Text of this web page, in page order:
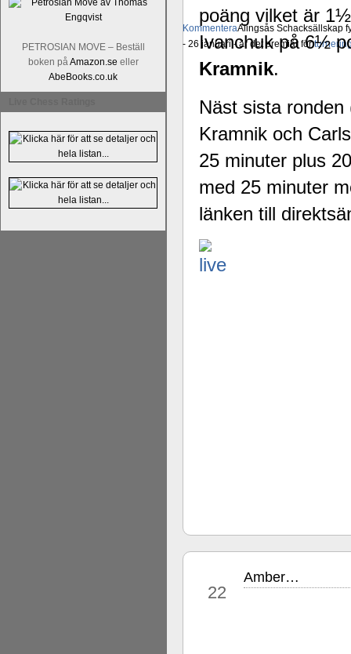
PETROSIAN MOVE – Beställ
boken påAmazon.se eller
AbeBooks.co.uk
KommenteraAlingsås Schacksällskap
- 26 januari - är det premiär för
poäng vilket är
Ivanchuk på 6½
Kramnik.
Näst sista
Kramnik och
25 minuter plus
med 25 minuter
länken till
22
Amber…